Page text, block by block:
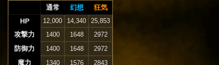
通常 幻想
狂気
HP
12,000 14,340 25,853
攻撃力 1400 1648 2972
防御力 1400 1648 2972
魔力 1340 1576 2843